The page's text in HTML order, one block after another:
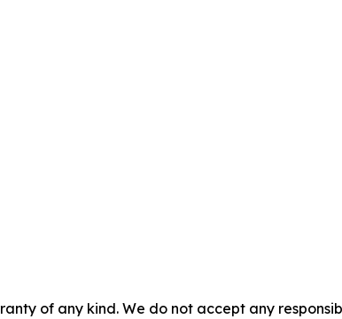
of any kind. We do not accept any